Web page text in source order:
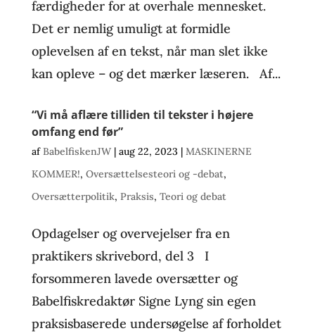
færdigheder for at overhale mennesket.
Det er nemlig umuligt at formidle
oplevelsen af en tekst, når man slet ikke
kan opleve – og det mærker læseren. Af...
“Vi må aflære tilliden til tekster i højere
omfang end før”
afBabelfiskenJW| aug 22, 2023| MASKINERNE
KOMMER!, Oversættelsesteori og -debat,
Oversætterpolitik, Praksis, Teori og debat
Opdagelser og overvejelser fra en
praktikers skrivebord, del 3 I
forsommeren lavede oversætter og
Babelfiskredaktør Signe Lyng sin egen
praksisbaserede undersøgelse af forholdet